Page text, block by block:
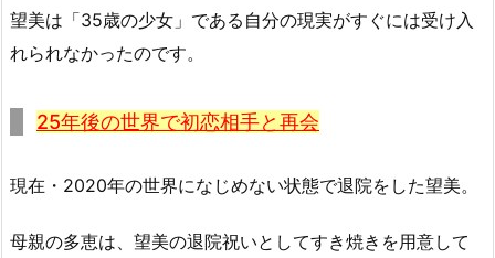
望美は「35歳の少女」である自分の現実がすぐには受け入
れられなかったのです。
25年後の世界で初恋相手と再会
現在・2020年の世界になじめない状態で退院をした望美。
母親の多恵は、望美の退院祝いとしてすき焼きを用意して